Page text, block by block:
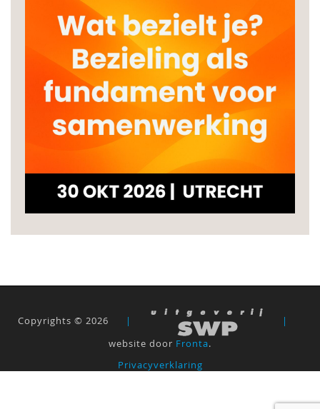
Copyrights © 2026 |
|
website door Fronta.
Privacyverklaring